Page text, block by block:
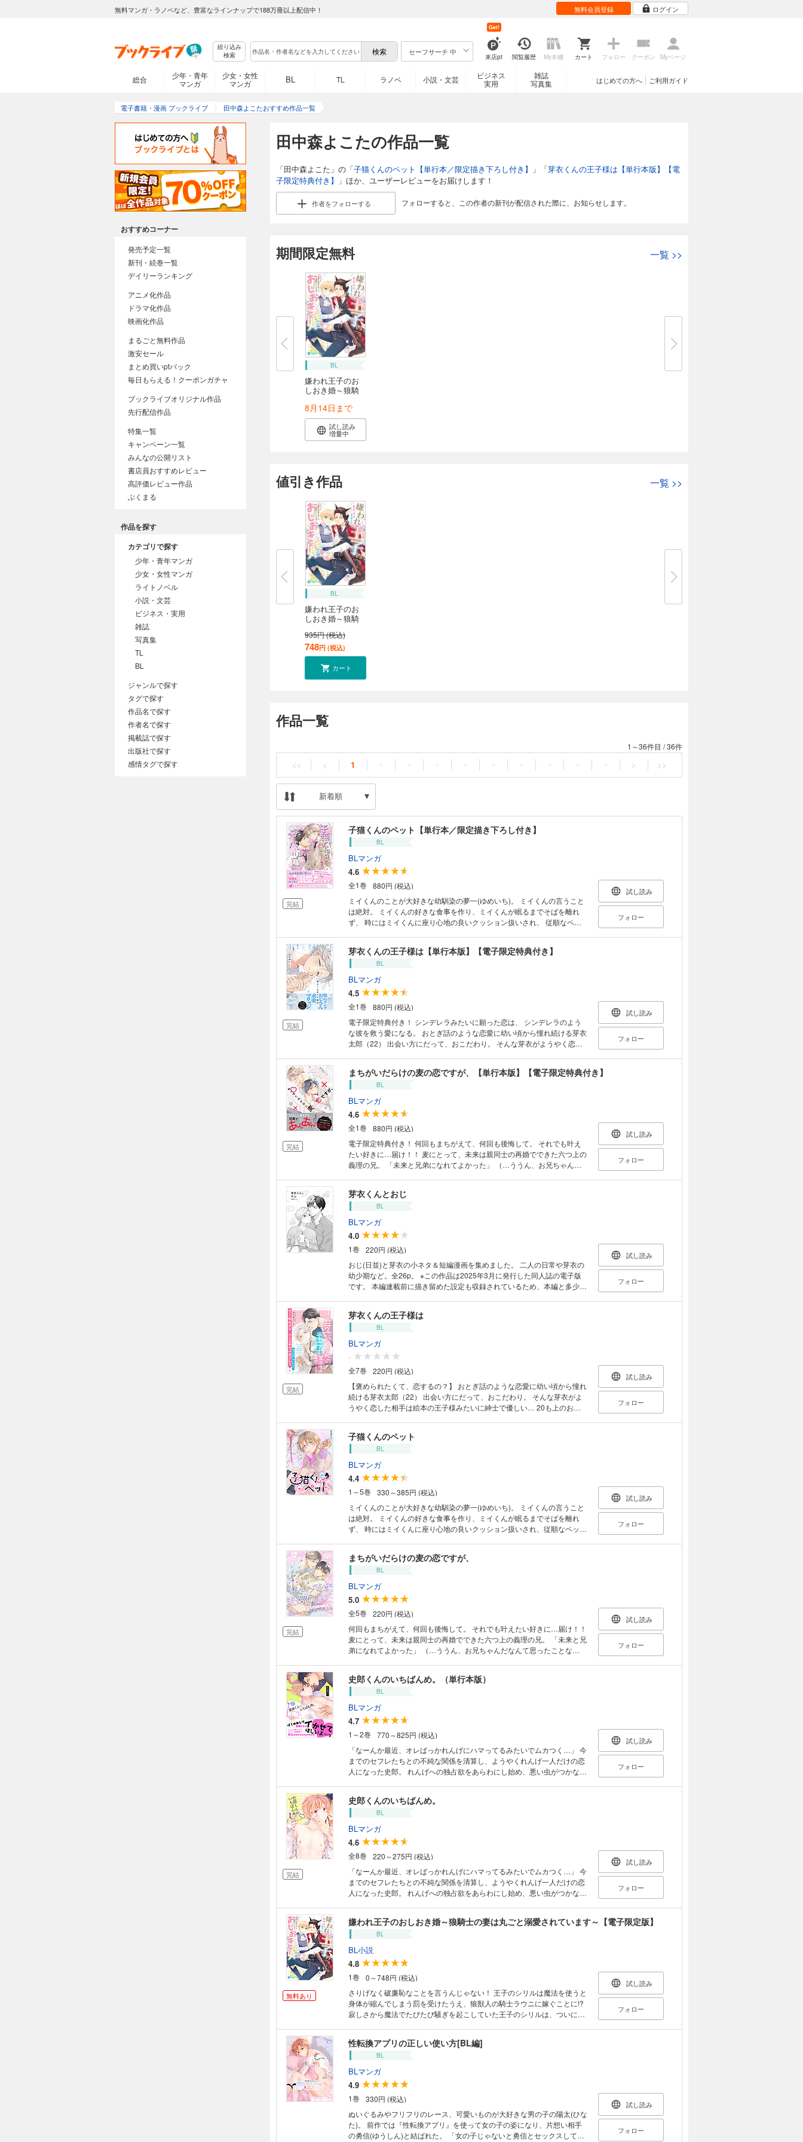
無料マンガ・ラノベなど、豊富なラインナップで188万冊以上配信中！ 無料会員登録 ログイン
絞り込み
検索
セーフサーチ 中
来店pt
Get!
閲覧履歴 My本棚 カート フォロー クーポン Myページ
総合
少年・青年
マンガ
少女・女性
マンガ
BL TL ラノベ 小説・文芸
ビジネス
実用
雑誌
写真集
ご利用ガイド
はじめての方へ
電子書籍・漫画 ブックライブ 田中森よこたおすすめ作品一覧
田中森よこたの作品一覧
「田中森よこた」の「子猫くんのペット【単行本／限定描き下ろし付き】 」「芽衣くんの王子様は【単行本版】【電
子限定特典付き】
」ほか、ユーザーレビューをお届けします！
作者をフォローする フォローすると、この作者の新刊が配信された際に、お知らせします。
期間限定無料 一覧 >>
BL
嫌われ王子のお
しおき婚～狼騎
8月14日まで
試し読み
増量中
値引き作品 一覧 >>
BL
嫌われ王子のお
しおき婚～狼騎
935円 (税込)
748円 (税込)
カート
作品一覧
1～36件目 /36件
<< < 1 ・ ・ ・ ・ ・ ・ ・ ・ ・ > >>
新着順
完結
子猫くんのペット【単行本／限定描き下ろし付き】
BL
BLマンガ
4.6
全1巻
880円 (税込)
ミイくんのことが大好きな幼馴染の夢一(ゆめいち)。 ミイくんの言うこと
は絶対。 ミイくんの好きな食事を作り、ミイくんが眠るまでそばを離れ
ず、 時にはミイくんに座り心地の良いクッション扱いされ、 従順なペッ
大きな瞳の華奢な子だと気づかされる。 自分は特別でも何でもない、夢一
の好みの子の中の ただの一人だということを知ったミイくんは 今まで感
じたことのない気持ちがあふれ、 思わず涙をこぼしてしまう。 全192ｐ
【おまけ漫画『子猫くんこばなし』＆単行本版限定描き下ろし付き！】
試し読み
フォロー
完結
芽衣くんの王子様は【単行本版】【電子限定特典付き】
BL
BLマンガ
4.5
全1巻
880円 (税込)
電子限定特典付き！ シンデレラみたいに願った恋は、 シンデレラのよう
な彼を救う愛になる。 おとぎ話のような恋愛に幼い頃から憧れ続ける芽衣
太郎（22） 出会い方にだって、おこだわり。 そんな芽衣がようやく恋し
好きです、日並さん。 カフェ店員とお客様の関係でしかなくても、 好き
な彼が幸せなら幸せだったのに …え、離婚したなんて聞いてない！ そん
なに堕ちてる日並さん… 俺が幸せにするしかないじゃんねえぇぇぇぇ！？
イイねがもらえる恋じゃない。 でも好きってそんな理屈じゃない！ カピ
カピに弱った大人も純っと潤う。 ハピきゅんチャージ新婚ごっこラブ
【収録内容】 本編1話～7話 描き下ろし 共通特典漫画 電子限定特典付き
試し読み
フォロー
完結
まちがいだらけの麦の恋ですが、【単行本版】【電子限定特典付き】
BL
BLマンガ
4.6
全1巻
880円 (税込)
電子限定特典付き！ 何回もまちがえて、何回も後悔して。 それでも叶え
たい好きに…届け！！ 麦にとって、未来は親同士の再婚でできた六つ上の
義理の兄。 「未来と兄弟になれてよかった」 （…ううん、お兄ちゃんだ
兄の家に押しかけて。 脱甘えた弟目指して猛アピール！ …なのに…なん
で俺、 未来にオナニーのお手伝いされてるの！？ 近過ぎ義兄弟のまわり
道ヘタ恋は 急展メロく加速する…！！ 【収録内容】 本編1話～5話 描き下
ろし 共通特典漫画 電子限定特典付き
試し読み
フォロー
芽衣くんとおじ
BL
BLマンガ
4.0
1巻
220円 (税込)
おじ(日並)と芽衣の小ネタ＆短編漫画を集めました。 二人の日常や芽衣の
幼少期など。全26p。 ※この作品は2025年3月に発行した同人誌の電子版
です。 本編連載前に描き留めた設定も収録されているため、本編と多少内
試し読み
フォロー
完結
芽衣くんの王子様は
BL
BLマンガ
-
全7巻
220円 (税込)
【褒められたくて、恋するの？】 おとぎ話のような恋愛に幼い頃から憧れ
続ける芽衣太郎（22） 出会い方にだって、おこだわり。 そんな芽衣がよ
うやく恋した相手は絵本の王子様みたいに紳士で優しい… 20も上のおじ
も、好きな彼が幸せなら幸せ…… だったのに！ ねえ、××したなんて聞い
てない！！ ［訳アリ病みオジ×尽くし系うぶ恋デレラ］ 誰にも褒められる
恋じゃない。でも好きってそんな理屈じゃない。 カピカピに弱った大人も
ジュンっと潤う。 ハピきゅんデレラに乞うご期待！
試し読み
フォロー
子猫くんのペット
BL
BLマンガ
4.4
1～5巻
330～385円 (税込)
ミイくんのことが大好きな幼馴染の夢一(ゆめいち)。 ミイくんの言うこと
は絶対。 ミイくんの好きな食事を作り、ミイくんが眠るまでそばを離れ
ず、 時にはミイくんに座り心地の良いクッション扱いされ、従順なペット
な瞳の華奢な子だと気づかされる。 自分は特別でも何でもない、夢一の好
みの子の中のただの一人だということを知ったミイくんは 今まで感じたこ
試し読み
フォロー
完結
まちがいだらけの麦の恋ですが、
BL
BLマンガ
5.0
全5巻
220円 (税込)
何回もまちがえて、何回も後悔して。 それでも叶えたい好きに…届け！！
麦にとって、未来は親同士の再婚でできた六つ上の義理の兄。 「未来と兄
弟になれてよかった」 （…ううん、お兄ちゃんだなんて思ったことな
て。 脱甘えた弟目指して猛アピール！ …なのに…なんで俺、未来にオナ
ニーのお手伝いされてるの！？ 【世話焼きイケメンリーマン×不器用一途
な飯マズ大学生】 近過ぎ義兄弟のまわり道ヘタ恋は急展開で加速する。
試し読み
フォロー
史郎くんのいちばんめ。（単行本版）
BL
BLマンガ
4.7
1～2巻
770～825円 (税込)
「なーんか最近、オレばっかれんげにハマってるみたいでムカつく…」 今
までのセフレたちとの不純な関係を清算し、ようやくれんげ一人だけの恋
人になった史郎。 れんげへの独占欲をあらわにし始め、悪い虫がつかない
が、二人の仲を引き裂こうとある作戦を思いつくが…。
試し読み
フォロー
完結
史郎くんのいちばんめ。
BL
BLマンガ
4.6
全8巻
220～275円 (税込)
「なーんか最近、オレばっかれんげにハマってるみたいでムカつく…」 今
までのセフレたちとの不純な関係を清算し、ようやくれんげ一人だけの恋
人になった史郎。 れんげへの独占欲をあらわにし始め、悪い虫がつかない
試し読み
フォロー
無料あり
嫌われ王子のおしおき婚～狼騎士の妻は丸ごと溺愛されています～【電子限定版】
BL
BL小説
4.8
1巻
0～748円 (税込)
さりげなく破廉恥なことを言うんじゃない！ 王子のシリルは魔法を使うと
身体が縮んでしまう罰を受けたうえ、狼獣人の騎士ラウニに嫁ぐことに!?
寂しさから魔法でたびたび騒ぎを起こしていた王子のシリルは、ついに異
身体が縮む罰を受けたうえ、亡き母が大嫌いだった狼獣人の妻に？ 憤る
シリルだが、胸が張る副作用に見舞われ、国民的騎士様に乳搾りをしても
らう羽目に。一方で溺愛してきながら一線は越えないラウニに調子を狂わ
されて…。 電子限定書き下ろしＳＳ「エイブラム王子の心配」収録。
試し読み
フォロー
性転換アプリの正しい使い方[BL編]
BL
BLマンガ
4.9
1巻
330円 (税込)
ぬいぐるみやフリフリのレース、可愛いものが大好きな男の子の陽太(ひな
た)。 前作では『性転換アプリ』を使って女の子の姿になり、片想い相手
の勇信(ゆうしん)と結ばれた。 「女の子じゃないと勇信とセックスしても
試し読み
フォロー
おすすめコーナー
発売予定一覧
新刊・続巻一覧
デイリーランキング
アニメ化作品
ドラマ化作品
映画化作品
まるごと無料作品
激安セール
まとめ買いptバック
毎日もらえる！クーポンガチャ
ブックライブオリジナル作品
先行配信作品
特集一覧
キャンペーン一覧
みんなの公開リスト
書店員おすすめレビュー
高評価レビュー作品
ぶくまる
作品を探す
カテゴリで探す
少年・青年マンガ
少女・女性マンガ
ライトノベル
小説・文芸
ビジネス・実用
雑誌
写真集
TL
BL
ジャンルで探す
タグで探す
作品名で探す
作者名で探す
掲載誌で探す
出版社で探す
感情タグで探す